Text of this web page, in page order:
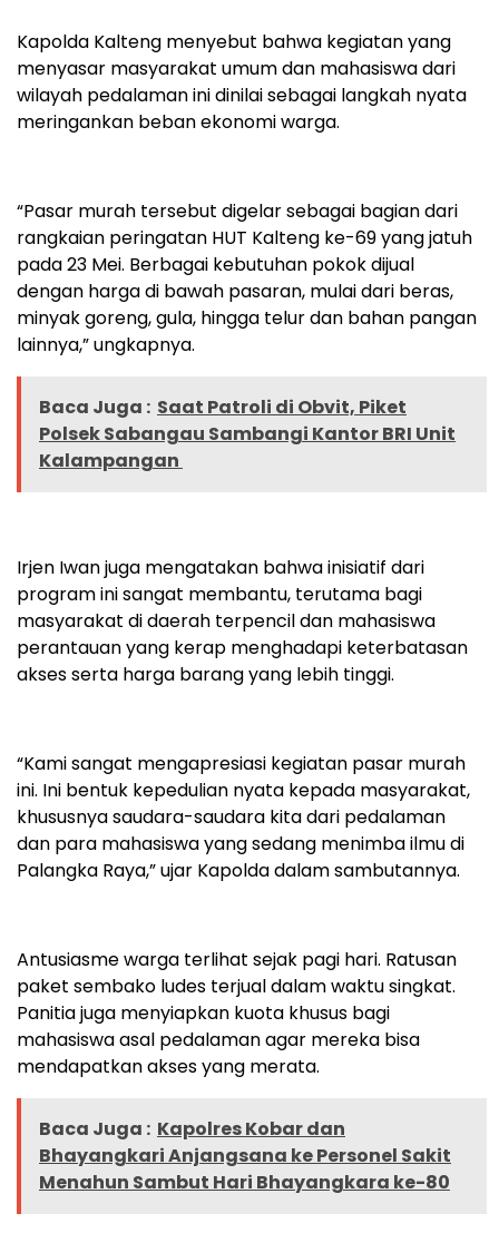
Kapolda Kalteng menyebut bahwa kegiatan yang
menyasar masyarakat umum dan mahasiswa dari
wilayah pedalaman ini dinilai sebagai langkah nyata
meringankan beban ekonomi warga.
“Pasar murah tersebut digelar sebagai bagian dari
rangkaian peringatan HUT Kalteng ke-69 yang jatuh
pada 23 Mei. Berbagai kebutuhan pokok dijual
dengan harga di bawah pasaran, mulai dari beras,
minyak goreng, gula, hingga telur dan bahan pangan
lainnya,” ungkapnya.
Baca Juga : Saat Patroli di Obvit, Piket
Polsek Sabangau Sambangi Kantor BRI Unit
Kalampangan
Irjen Iwan juga mengatakan bahwa inisiatif dari
program ini sangat membantu, terutama bagi
masyarakat di daerah terpencil dan mahasiswa
perantauan yang kerap menghadapi keterbatasan
akses serta harga barang yang lebih tinggi.
“Kami sangat mengapresiasi kegiatan pasar murah
ini. Ini bentuk kepedulian nyata kepada masyarakat,
khususnya saudara-saudara kita dari pedalaman
dan para mahasiswa yang sedang menimba ilmu di
Palangka Raya,” ujar Kapolda dalam sambutannya.
Antusiasme warga terlihat sejak pagi hari. Ratusan
paket sembako ludes terjual dalam waktu singkat.
Panitia juga menyiapkan kuota khusus bagi
mahasiswa asal pedalaman agar mereka bisa
mendapatkan akses yang merata.
Baca Juga : Kapolres Kobar dan
Bhayangkari Anjangsana ke Personel Sakit
Menahun Sambut Hari Bhayangkara ke-80